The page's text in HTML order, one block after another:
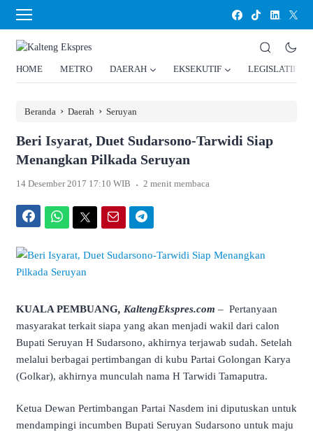
HOME METRO DAERAH EKSEKUTIF LEGISLATIF
Beranda › Daerah › Seruyan
Beri Isyarat, Duet Sudarsono-Tarwidi Siap
Menangkan Pilkada Seruyan
14 Desember 2017 17:10 WIB . 2 menit membaca
KUALA PEMBUANG, KaltengEkspres.com – Pertanyaan
masyarakat terkait siapa yang akan menjadi wakil dari calon
Bupati Seruyan H Sudarsono, akhirnya terjawab sudah. Setelah
melalui berbagai pertimbangan di kubu Partai Golongan Karya
(Golkar), akhirnya munculah nama H Tarwidi Tamaputra.
Ketua Dewan Pertimbangan Partai Nasdem ini diputuskan untuk
mendampingi incumben Bupati Seruyan Sudarsono untuk maju